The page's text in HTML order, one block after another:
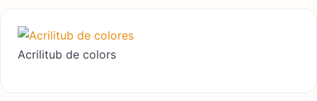
Acrilitub de colors